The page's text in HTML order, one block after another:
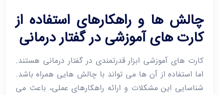
چالش ‌ها و راهکارهای استفاده از
کارت ‌های آموزشی در گفتار درمانی
کارت ‌های آموزشی ابزار قدرتمندی در گفتار درمانی هستند.
اما استفاده از آن ‌ها می ‌تواند با چالش‌ هایی همراه باشد.
شناسایی این مشکلات و ارائه راهکارهای عملی، باعث می